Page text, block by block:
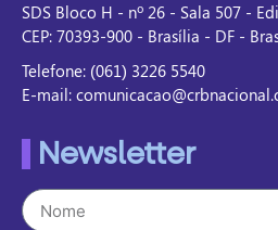
SDS Bloco H - nº 26 - Sala 507 -
CEP: 70393-900 - Brasília - DF -
Telefone: (061) 3226 5540
E-mail:
Newsletter